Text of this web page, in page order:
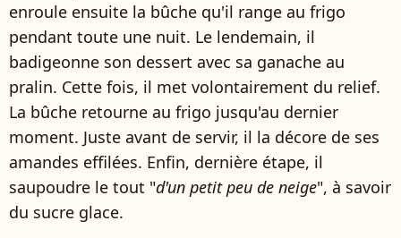
enroule ensuite la bûche qu'il range au frigo
pendant toute une nuit. Le lendemain, il
badigeonne son dessert avec sa ganache au
pralin. Cette fois, il met volontairement du relief.
La bûche retourne au frigo jusqu'au dernier
moment. Juste avant de servir, il la décore de ses
amandes effilées. Enfin, dernière étape, il
saupoudre le tout "d'un petit peu de neige", à savoir
du sucre glace.